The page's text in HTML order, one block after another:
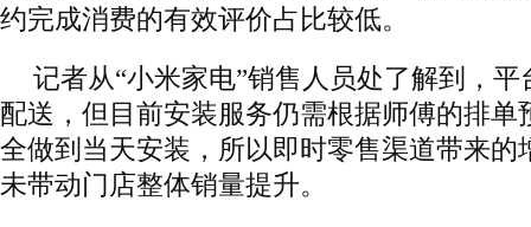
约完成消费的有效评价占比较低。
记者从“小米家电”销售人员处了解到，
配送，但目前安装服务仍需根据师傅的排单
全做到当天安装，所以即时零售渠道带来的
未带动门店整体销量提升。